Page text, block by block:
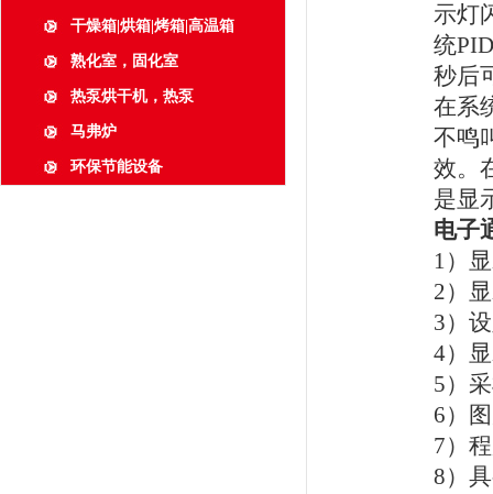
干燥箱|烘箱|烤箱|高温箱
熟化室，固化室
热泵烘干机，热泵
马弗炉
环保节能设备
示灯
统
秒后
在系
不鸣
效。
是显
电子
1）
2）
3）
4）
5）
6）
7）
8）